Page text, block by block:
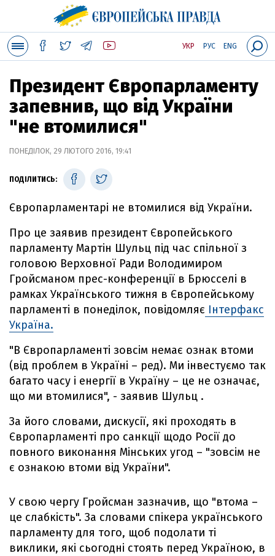
УКР РУС ENG
Президент Європарламенту
запевнив, що від України
"не втомилися"
ПОНЕДІЛОК, 29 ЛЮТОГО 2016, 19:41
ПОДІЛИТИСЬ:
Європарламентарі не втомилися від України.
Про це заявив президент Європейського
парламенту Мартін Шульц під час спільної з
головою Верховної Ради Володимиром
Гройсманом прес-конференції в Брюсселі в
рамках Українського тижня в Європейському
парламенті в понеділок, повідомляє Інтерфакс
Україна.
"В Європарламенті зовсім немає ознак втоми
(від проблем в Україні – ред). Ми інвестуємо так
багато часу і енергії в Україну – це не означає,
що ми втомилися", - заявив Шульц .
За його словами, дискусії, які проходять в
Європарламенті про санкції щодо Росії до
повного виконання Мінських угод – "зовсім не
є ознакою втоми від України".
У свою чергу Гройсман зазначив, що "втома –
це слабкість". За словами спікера українського
парламенту для того, щоб подолати ті
виклики, які сьогодні стоять перед Україною, в